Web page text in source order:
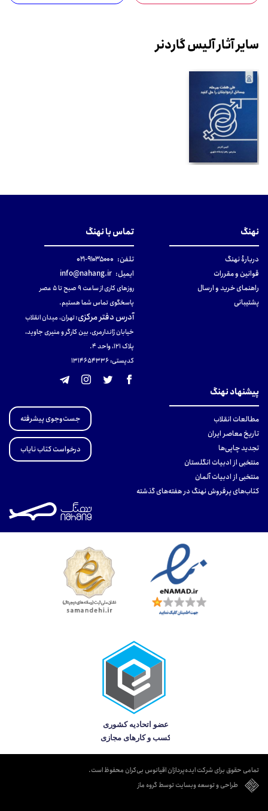
سایر آثار آلیس گاردنر
نهنگ
دربارهٔ نهنگ
قوانین و مقررات
راهنمای خرید و ارسال
پشتیبانی
تماس با نهنگ
تلفن: ۹۱۰۳۵۰۰۰-۰۲۱
ایمیل: info@nahang.ir
روزهای کاری از ساعت ۹ صبح تا ۵ عصر
پاسخگوی تماس شما هستیم.
آدرس دفتر مرکزی:تهران، میدان انقلاب
خیابان ژاندارمری، بین کارگر و منیری جاوید،
پلاک 121، واحد ۴.
کدپستی: 131465433۶
پیشنهاد نهنگ
مطالعات انقلاب
تاریخ معاصر ایران
تجدید چاپی‌ها
منتخبی از ادبیات انگلستان
منتخبی از ادبیات آلمان
کتاب‌های پرفروش نهنگ در هفته‌های گذشته
جست‌وجوی پیشرفته
درخواست کتاب نایاب
تمامی حقوق برای شرکت ایده‌پردازان اقیانوس بی‌کران محفوظ است.
طراحی و توسعه وبسایت توسط گروه ماز